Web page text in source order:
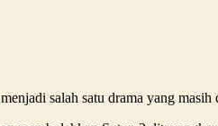
salah satu drama yang masih